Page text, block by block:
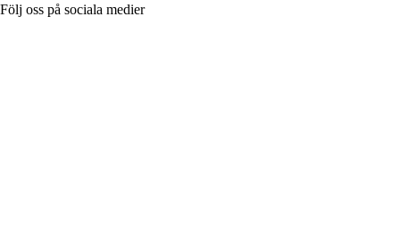
Följ oss på sociala medier